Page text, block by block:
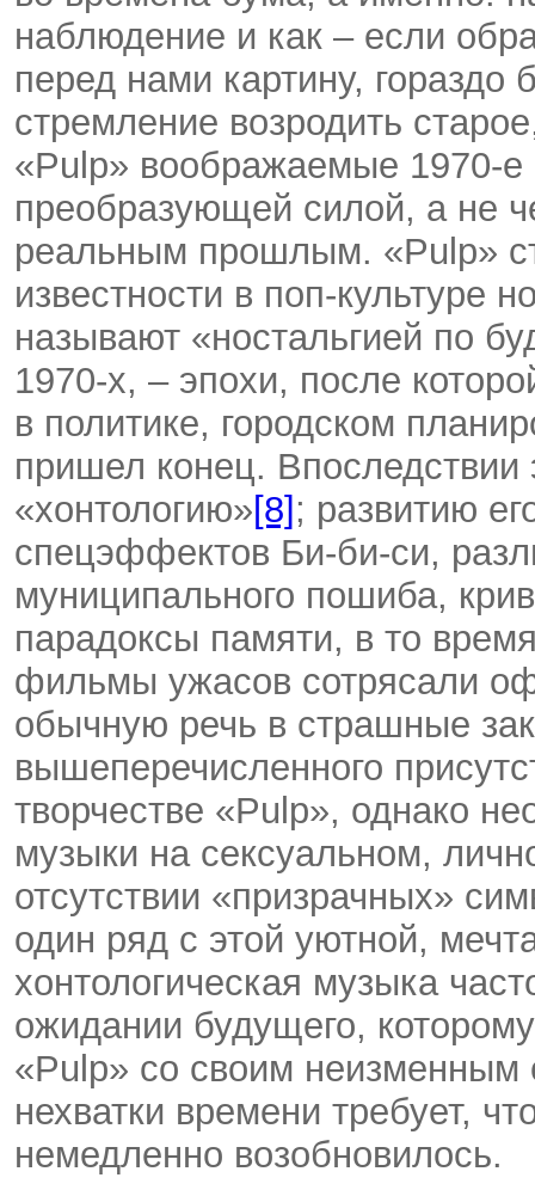
наблюдение и как – если
перед нами картину,
стремление возродить
«Pulp» воображаемые 1970-
преобразующей силой, а не
реальным прошлым. «Pulp»
известности в поп-культуре
называют «ностальгией по
1970-х, – эпохи, после
в политике, городском
пришел конец.
«хонтологию»[8]; развитию
спецэффектов Би-би-си,
муниципального пошиба,
парадоксы памяти, в то
фильмы ужасов сотрясали
обычную речь в страшные
вышеперечисленного
творчестве «Pulp», однако
музыки на сексуальном,
отсутствии «призрачных»
один ряд с этой уютной,
хонтологическая музыка
ожидании будущего,
«Pulp» со своим
нехватки времени требует,
немедленно возобновилось.